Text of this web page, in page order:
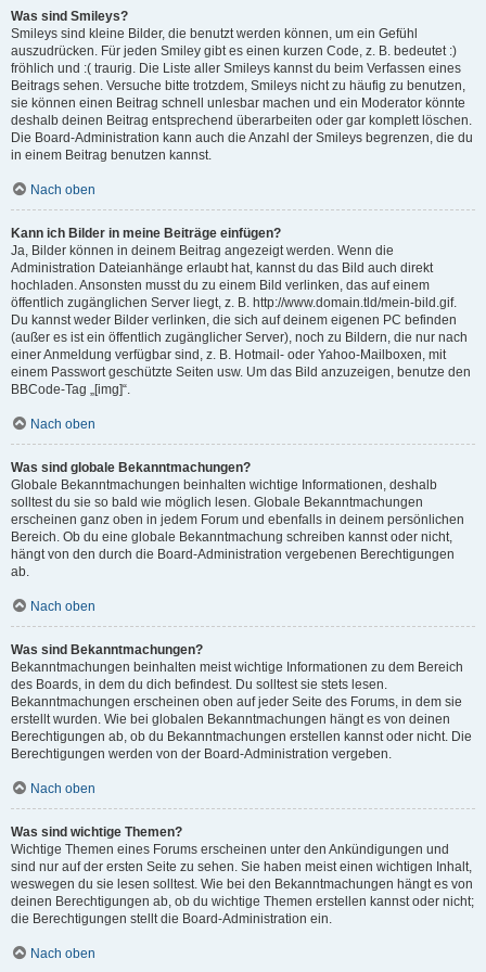
Was sind Smileys?
Smileys sind kleine Bilder, die benutzt werden können, um ein Gefühl
auszudrücken. Für jeden Smiley gibt es einen kurzen Code, z. B. bedeutet :)
fröhlich und :( traurig. Die Liste aller Smileys kannst du beim Verfassen eines
Beitrags sehen. Versuche bitte trotzdem, Smileys nicht zu häufig zu benutzen,
sie können einen Beitrag schnell unlesbar machen und ein Moderator könnte
deshalb deinen Beitrag entsprechend überarbeiten oder gar komplett löschen.
Die Board-Administration kann auch die Anzahl der Smileys begrenzen, die du
in einem Beitrag benutzen kannst.
Nach oben
Kann ich Bilder in meine Beiträge einfügen?
Ja, Bilder können in deinem Beitrag angezeigt werden. Wenn die
Administration Dateianhänge erlaubt hat, kannst du das Bild auch direkt
hochladen. Ansonsten musst du zu einem Bild verlinken, das auf einem
öffentlich zugänglichen Server liegt, z. B. http://www.domain.tld/mein-bild.gif.
Du kannst weder Bilder verlinken, die sich auf deinem eigenen PC befinden
(außer es ist ein öffentlich zugänglicher Server), noch zu Bildern, die nur nach
einer Anmeldung verfügbar sind, z. B. Hotmail- oder Yahoo-Mailboxen, mit
einem Passwort geschützte Seiten usw. Um das Bild anzuzeigen, benutze den
BBCode-Tag „[img]“.
Nach oben
Was sind globale Bekanntmachungen?
Globale Bekanntmachungen beinhalten wichtige Informationen, deshalb
solltest du sie so bald wie möglich lesen. Globale Bekanntmachungen
erscheinen ganz oben in jedem Forum und ebenfalls in deinem persönlichen
Bereich. Ob du eine globale Bekanntmachung schreiben kannst oder nicht,
hängt von den durch die Board-Administration vergebenen Berechtigungen
ab.
Nach oben
Was sind Bekanntmachungen?
Bekanntmachungen beinhalten meist wichtige Informationen zu dem Bereich
des Boards, in dem du dich befindest. Du solltest sie stets lesen.
Bekanntmachungen erscheinen oben auf jeder Seite des Forums, in dem sie
erstellt wurden. Wie bei globalen Bekanntmachungen hängt es von deinen
Berechtigungen ab, ob du Bekanntmachungen erstellen kannst oder nicht. Die
Berechtigungen werden von der Board-Administration vergeben.
Nach oben
Was sind wichtige Themen?
Wichtige Themen eines Forums erscheinen unter den Ankündigungen und
sind nur auf der ersten Seite zu sehen. Sie haben meist einen wichtigen Inhalt,
weswegen du sie lesen solltest. Wie bei den Bekanntmachungen hängt es von
deinen Berechtigungen ab, ob du wichtige Themen erstellen kannst oder nicht;
die Berechtigungen stellt die Board-Administration ein.
Nach oben